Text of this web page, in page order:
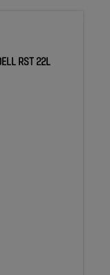
RST 22L